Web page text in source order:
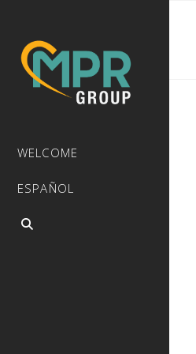
WELCOME
ESPAÑOL